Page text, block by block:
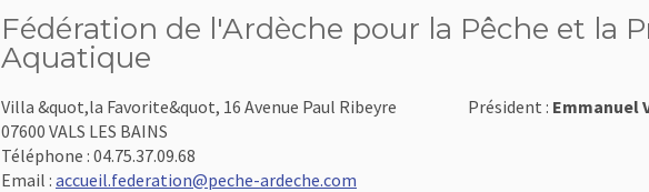
Fédération de l'Ardèche pour la Pêche et la
Aquatique
Villa &quot,la Favorite&quot, 16 Avenue Paul Ribeyre
07600 VALS LES BAINS
Téléphone : 04.75.37.09.68
Email : accueil.federation@peche-ardeche.com
Président : Emmanuel